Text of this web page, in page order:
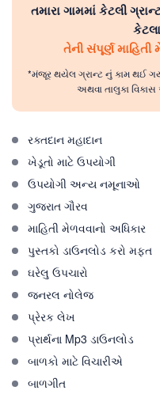
તમારા ગામમાં કેટલી
તેની સંપૂર્ણ
*મંજૂર થયેલ ગ્રાન્ટ નું કામ થઈ
અથવા તાલુકા વિકાસ
રક્તદાન મહાદાન
ખેડૂતો માટે ઉપયોગી
ઉપયોગી અન્ય નમૂનાઓ
ગુજરાત ગૌરવ
માહિતી મેળવવાનો અધિકાર
પુસ્તકો ડાઉનલોડ કરો મફત
ઘરેલુ ઉપચારો
જનરલ નોલેજ
પ્રેરક લેખ
પ્રાર્થના Mp3 ડાઉનલોડ
બાળકો માટે વિચારીએ
બાળગીત